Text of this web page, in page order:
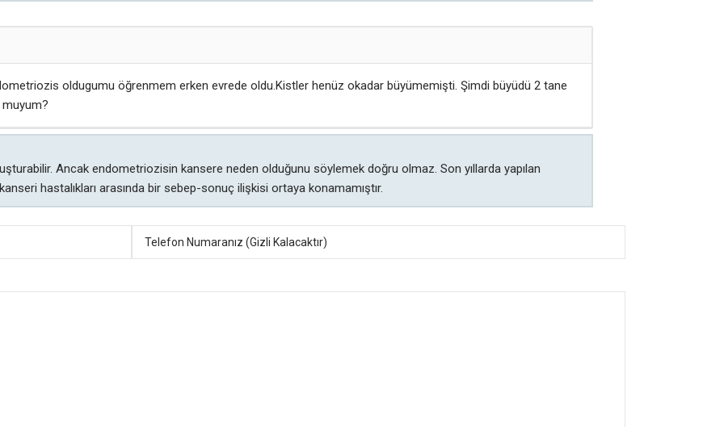
oldugumu öğrenmem erken evrede oldu.Kistler henüz okadar büyümemişti. Şimdi büyüdü 2 tane
Ancak endometriozisin kansere neden olduğunu söylemek doğru olmaz. Son yıllarda yapılan
hastalıkları arasında bir sebep-sonuç ilişkisi ortaya konamamıştır.